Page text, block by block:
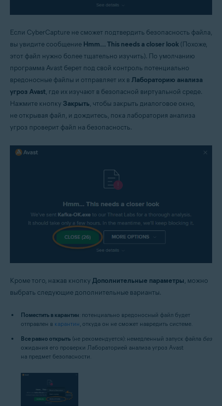
Если CyberCapture не сможет подтвердить безопасность файла,
вы увидите сообщение Hmm... This needs a closer look (Похоже,
этот файл нужно более тщательно изучить). По умолчанию
программа Avast берет под свой контроль потенциально
вредоносные файлы и отправляет их в Лабораторию анализа
угроз Avast, где их изучают в безопасной виртуальной среде.
Нажмите кнопку Закрыть, чтобы закрыть диалоговое окно,
не открывая файл, и дождитесь, пока лаборатория анализа
угроз проверит файл на безопасность.
Кроме того, нажав кнопку Дополнительные параметры, можно
выбрать следующие дополнительные варианты.
Поместить в карантин: потенциально вредоносный файл будет
отправлен в карантин, откуда он не сможет навредить системе.
Все равно открыть (не рекомендуется): немедленный запуск файла без
ожидания его проверки Лабораторией анализа угроз Avast
на предмет безопасности.